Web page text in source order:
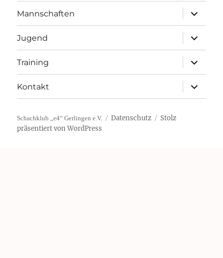
Mannschaften
öffnen
Jugend
öffnen
Training
öffnen
Kontakt
öffnen
Schachklub „e4“ Gerlingen e.V. Datenschutz
Stolz
präsentiert von WordPress